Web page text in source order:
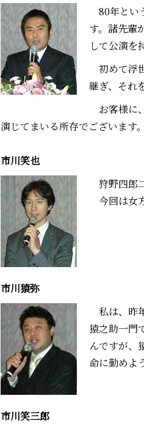
80年とい
す。諸先輩
して公演を
初めて浮
継ぎ、それ
お客様に
演じてまいる所存でございます。
市川笑也―――
狩野四郎
今回は女
市川猿弥―――
私は、昨
猿之助一門
んですが、
命に勤めよ
市川笑三郎―――